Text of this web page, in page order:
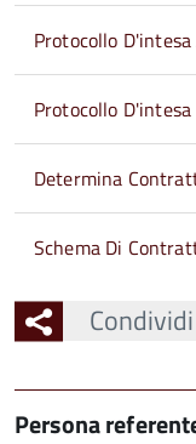
Protocollo
Protocollo
Determina
Schema Di
Condividi
Persona